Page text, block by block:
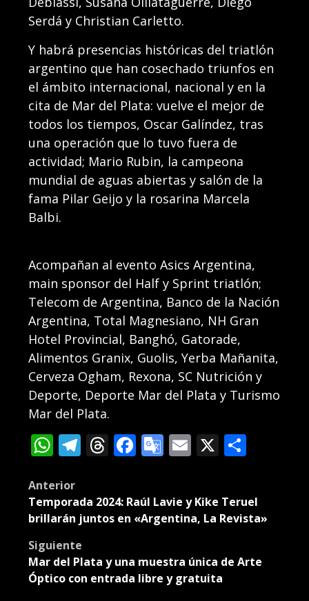
Serdá y Christian Carletto.
Y habrá presencias históricas del triatlón
argentino que han cosechado triunfos en
el ámbito internacional, nacional y en la
cita de Mar del Plata: vuelve el mejor de
todos los tiempos, Oscar Galíndez, tras
una operación que lo tuvo fuera de
actividad; Mario Rubin, la campeona
mundial de aguas abiertas y salón de la
fama Pilar Geijo y la rosarina Marcela
Balbi.
Acompañan al evento Asics Argentina,
main sponsor del Half y Sprint triatlón;
Telecom de Argentina, Banco de la Nación
Argentina, Total Magnesiano, NH Gran
Hotel Provincial, Banghó, Gatorade,
Alimentos Granix, Guolis, Yerba Mañanita,
Cerveza Ogham, Rexona, SC Nutrición y
Deporte, Deporte Mar del Plata y Turismo
Mar del Plata.
WhatsApp
Telegram
Threads
Facebook
Google
Email
X
Post
navigation
Anterior
Temporada 2024: Raúl Lavie y Kike Teruel
brillarán juntos en «Argentina, La Revista»
Siguiente
Mar del Plata y una muestra única de Arte
Óptico con entrada libre y gratuita